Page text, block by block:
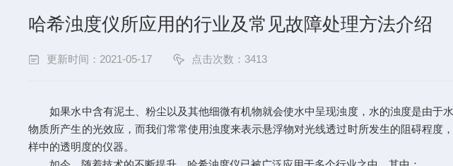
哈希浊度仪所应用的行业及常见故障处理方法介绍
更新时间：2021-05-17 点击次数：3413
如果水中含有泥土、粉尘以及其他细微有机物就会使水中呈现浊度，水的浊度是由于
物质所产生的光效应，而我们常常使用浊度来表示悬浮物对光线透过时所发生的阻碍程度
样中的透明度的仪器。